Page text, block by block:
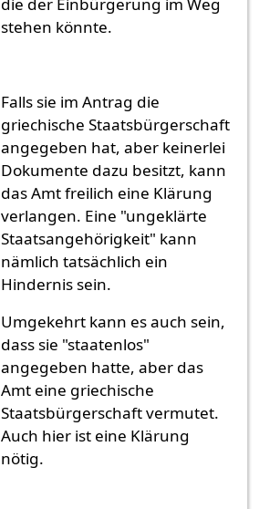
die der Einbürgerung im Weg
stehen könnte.
Falls sie im Antrag die
griechische Staatsbürgerschaft
angegeben hat, aber keinerlei
Dokumente dazu besitzt, kann
das Amt freilich eine Klärung
verlangen. Eine "ungeklärte
Staatsangehörigkeit" kann
nämlich tatsächlich ein
Hindernis sein.
Umgekehrt kann es auch sein,
dass sie "staatenlos"
angegeben hatte, aber das
Amt eine griechische
Staatsbürgerschaft vermutet.
Auch hier ist eine Klärung
nötig.